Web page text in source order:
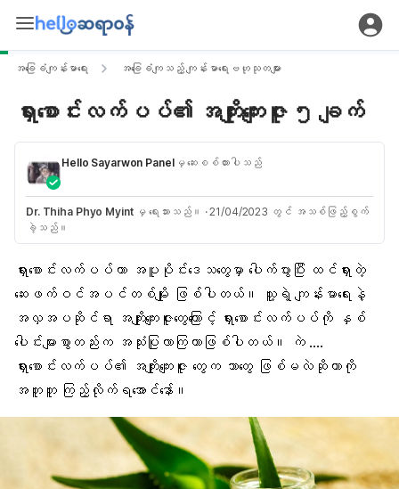
အခြေခံကျန်းမာရေး အခြေခံကျသည့် ကျန်းမာရေးဗဟုသုတများ
ရှားစောင်းလက်ပပ်၏ အကျိုးကျေးဇူး ၅ ချက်
Hello Sayarwon Panelမှ ဆေးစစ်ထားပါသည်
Dr. Thiha Phyo Myintမှ ရေးသားသည်။ ·21/04/2023 တွင် အသစ်ဖြည့်စွက်
ခဲ့သည်။
ရှားစောင်းလက်ပပ်ဟာ အပူပိုင်းဒေသတွေမှာ ပေါက်ပွားပြီး ထင်ရှားတဲ့
ဆေးဖက်ဝင်အပင်တစ်မျိုး ဖြစ်ပါတယ်။ သူ့ရဲ့ ကျန်းမာရေးနဲ့
အလှအပဆိုင်ရာ အကျိုးကျေးဇူးတွေကြောင့် ရှားစောင်းလက်ပပ်ကို နှစ်
ပေါင်းများစွာတည်းက အသုံးပြုလာကြတာဖြစ်ပါတယ်။ ကဲ ….
ရှားစောင်းလက်ပပ်၏ အကျိုးကျေးဇူး တွေက ဘာတွေ ဖြစ်မလဲဆိုတာကို
အတူတူ ကြည့်လိုက်ရအောင်နော်။